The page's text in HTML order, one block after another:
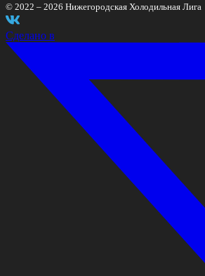
© 2022 – 2026 Нижегородская Холодильная Лига
Сделано в